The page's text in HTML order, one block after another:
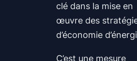
clé dans la mise en
œuvre des
d’économie
C’est une mesure